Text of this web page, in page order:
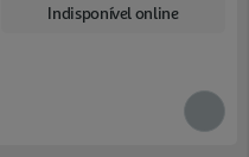
Indisponível online